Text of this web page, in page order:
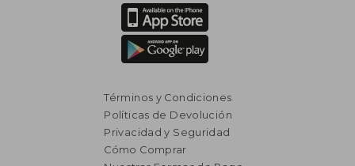
Términos y Condiciones
Políticas de Devolución
Privacidad y Seguridad
Cómo Comprar